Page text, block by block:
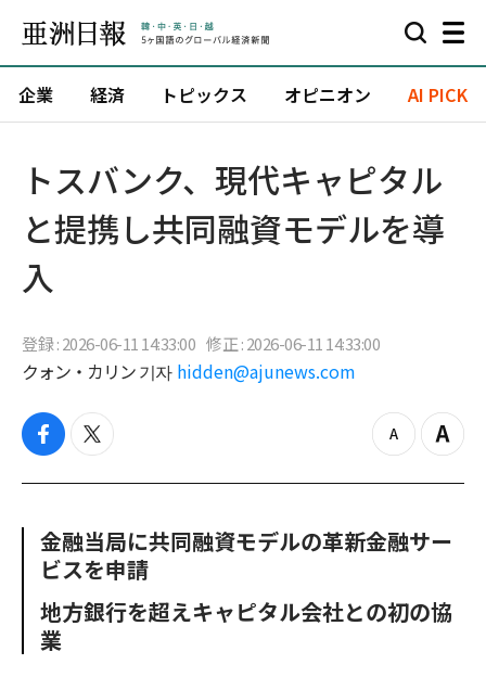
企業 経済 トピックス オピニオン AI PICK
トスバンク、現代キャピタル
と提携し共同融資モデルを導
入
登録 : 2026-06-11 14:33:00 修正 : 2026-06-11 14:33:00
クォン・カリン 기자 hidden@ajunews.com
f
c
o
o
t
i
e
r
z
o
u
Z
o
n
金融当局に共同融資モデルの革新金融サー
ビスを申請
地方銀行を超えキャピタル会社との初の協
業